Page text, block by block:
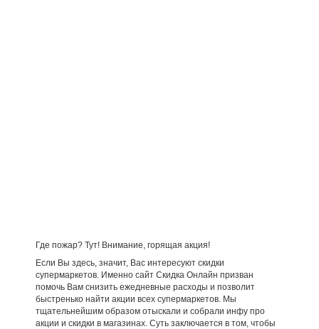
Где пожар? Тут! Внимание, горящая акция!
Если Вы здесь, значит, Вас интересуют скидки
супермаркетов. Именно сайт Скидка Онлайн призван
помочь Вам снизить ежедневные расходы и позволит
быстренько найти акции всех супермаркетов. Мы
тщательнейшим образом отыскали и собрали инфу про
акции и скидки в магазинах. Суть заключается в том, чтобы